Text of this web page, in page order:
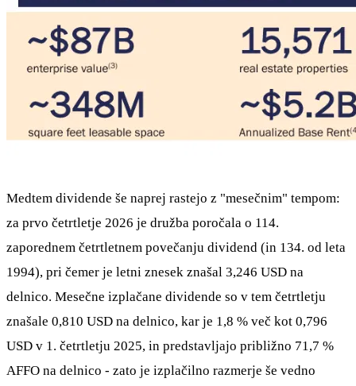
Medtem dividende še naprej rastejo z "mesečnim" tempom:
za prvo četrtletje 2026 je družba poročala o 114.
zaporednem četrtletnem povečanju dividend (in 134. od leta
1994), pri čemer je letni znesek znašal 3,246 USD na
delnico. Mesečne izplačane dividende so v tem četrtletju
znašale 0,810 USD na delnico, kar je 1,8 % več kot 0,796
USD v 1. četrtletju 2025, in predstavljajo približno 71,7 %
AFFO na delnico - zato je izplačilno razmerje še vedno